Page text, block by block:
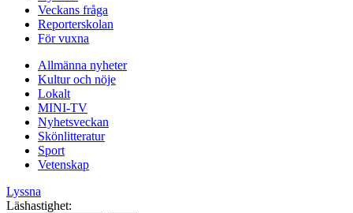
Veckans fråga
Reporterskolan
För vuxna
Allmänna nyheter
Kultur och nöje
Lokalt
MINI-TV
Nyhetsveckan
Skönlitteratur
Sport
Vetenskap
Lyssna
Läshastighet: